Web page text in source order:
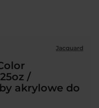
Jacquard
/
akrylowe do